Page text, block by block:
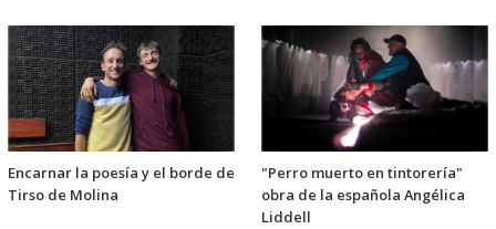
Encarnar la poesía y el borde de
Tirso de Molina
"Perro muerto en tintorería"
obra de la española Angélica
Liddell